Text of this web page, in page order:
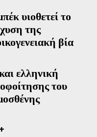
υιοθετεί το
της
βία
ελληνική
του